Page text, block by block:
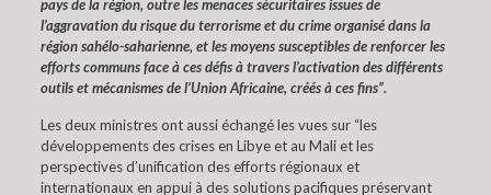
pays de la région, outre les menaces sécuritaires issues de
l’aggravation du risque du terrorisme et du crime organisé dans la
région sahélo-saharienne, et les moyens susceptibles de renforcer les
efforts communs face à ces défis à travers l’activation des différents
outils et mécanismes de l’Union Africaine, créés à ces fins”.
Les deux ministres ont aussi échangé les vues sur “les
développements des crises en Libye et au Mali et les
perspectives d’unification des efforts régionaux et
internationaux en appui à des solutions pacifiques préservant